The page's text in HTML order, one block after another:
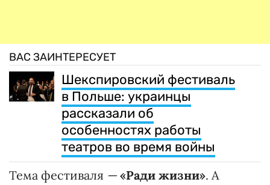
ВАС ЗАИНТЕРЕСУЕТ
Шекспировский фестиваль
в Польше: украинцы
рассказали об
особенностях работы
театров во время войны
Тема фестиваля — «Ради жизни». А